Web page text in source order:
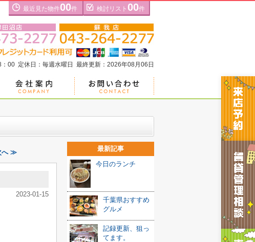
最近見た物件00件 検討リスト 00件
00 定休日：毎週水曜日 最終更新：2026年08月06日
へ ≫
2023-01-15
最新記事
今日のランチ
千葉県おすすめ
グルメ
記録更新、狙っ
てます。